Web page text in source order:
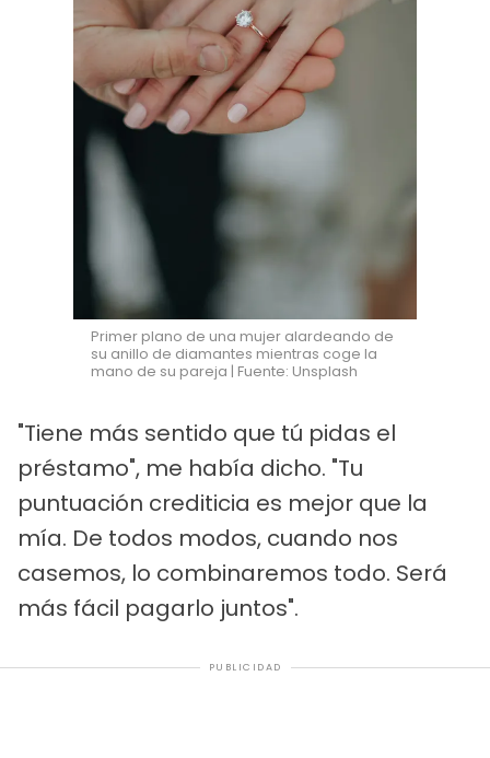
Primer plano de una mujer alardeando de
su anillo de diamantes mientras coge la
mano de su pareja | Fuente: Unsplash
"Tiene más sentido que tú pidas el
préstamo", me había dicho. "Tu
puntuación crediticia es mejor que la
mía. De todos modos, cuando nos
casemos, lo combinaremos todo. Será
más fácil pagarlo juntos".
PUBLICIDAD